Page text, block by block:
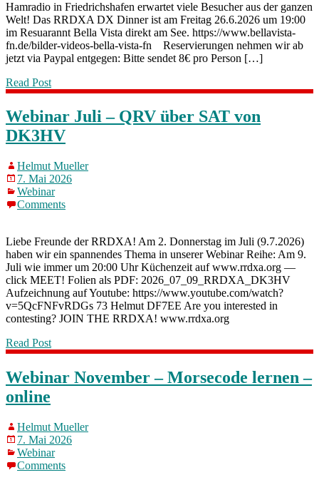
Hamradio in Friedrichshafen erwartet viele Besucher aus der ganzen
Welt! Das RRDXA DX Dinner ist am Freitag 26.6.2026 um 19:00
im Resuarannt Bella Vista direkt am See. https://www.bellavista-
fn.de/bilder-videos-bella-vista-fn Reservierungen nehmen wir ab
jetzt via Paypal entgegen: Bitte sendet 8€ pro Person […]
Read Post
Webinar Juli – QRV über SAT von
DK3HV
Helmut Mueller
7. Mai 2026
Webinar
Comments
Liebe Freunde der RRDXA! Am 2. Donnerstag im Juli (9.7.2026)
haben wir ein spannendes Thema in unserer Webinar Reihe: Am 9.
Juli wie immer um 20:00 Uhr Küchenzeit auf www.rrdxa.org —
click MEET! Folien als PDF: 2026_07_09_RRDXA_DK3HV
Aufzeichnung auf Youtube: https://www.youtube.com/watch?
v=5QcFNFvRDGs 73 Helmut DF7EE Are you interested in
contesting? JOIN THE RRDXA! www.rrdxa.org
Read Post
Webinar November – Morsecode lernen –
online
Helmut Mueller
7. Mai 2026
Webinar
Comments